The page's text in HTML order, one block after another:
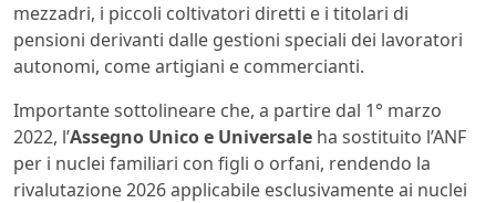
mezzadri, i piccoli coltivatori diretti e i titolari di
pensioni derivanti dalle gestioni speciali dei lavoratori
autonomi, come artigiani e commercianti.
Importante sottolineare che, a partire dal 1° marzo
2022, l’Assegno Unico e Universale ha sostituito l’ANF
per i nuclei familiari con figli o orfani, rendendo la
rivalutazione 2026 applicabile esclusivamente ai nuclei